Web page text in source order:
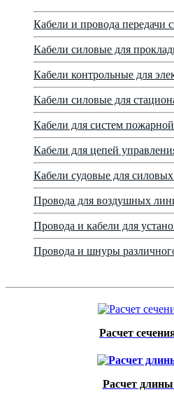
Кабели и провода передачи
Кабели силовые для
Кабели контрольные для
Кабели силовые для
Кабели для систем
Кабели для цепей
Кабели судовые для
Провода для воздушных
Провода и кабели для
Провода и шнуры
Расчет
Расчет